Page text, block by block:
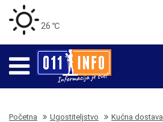
26 ℃
Početna Ugostiteljstvo Kućna dostava